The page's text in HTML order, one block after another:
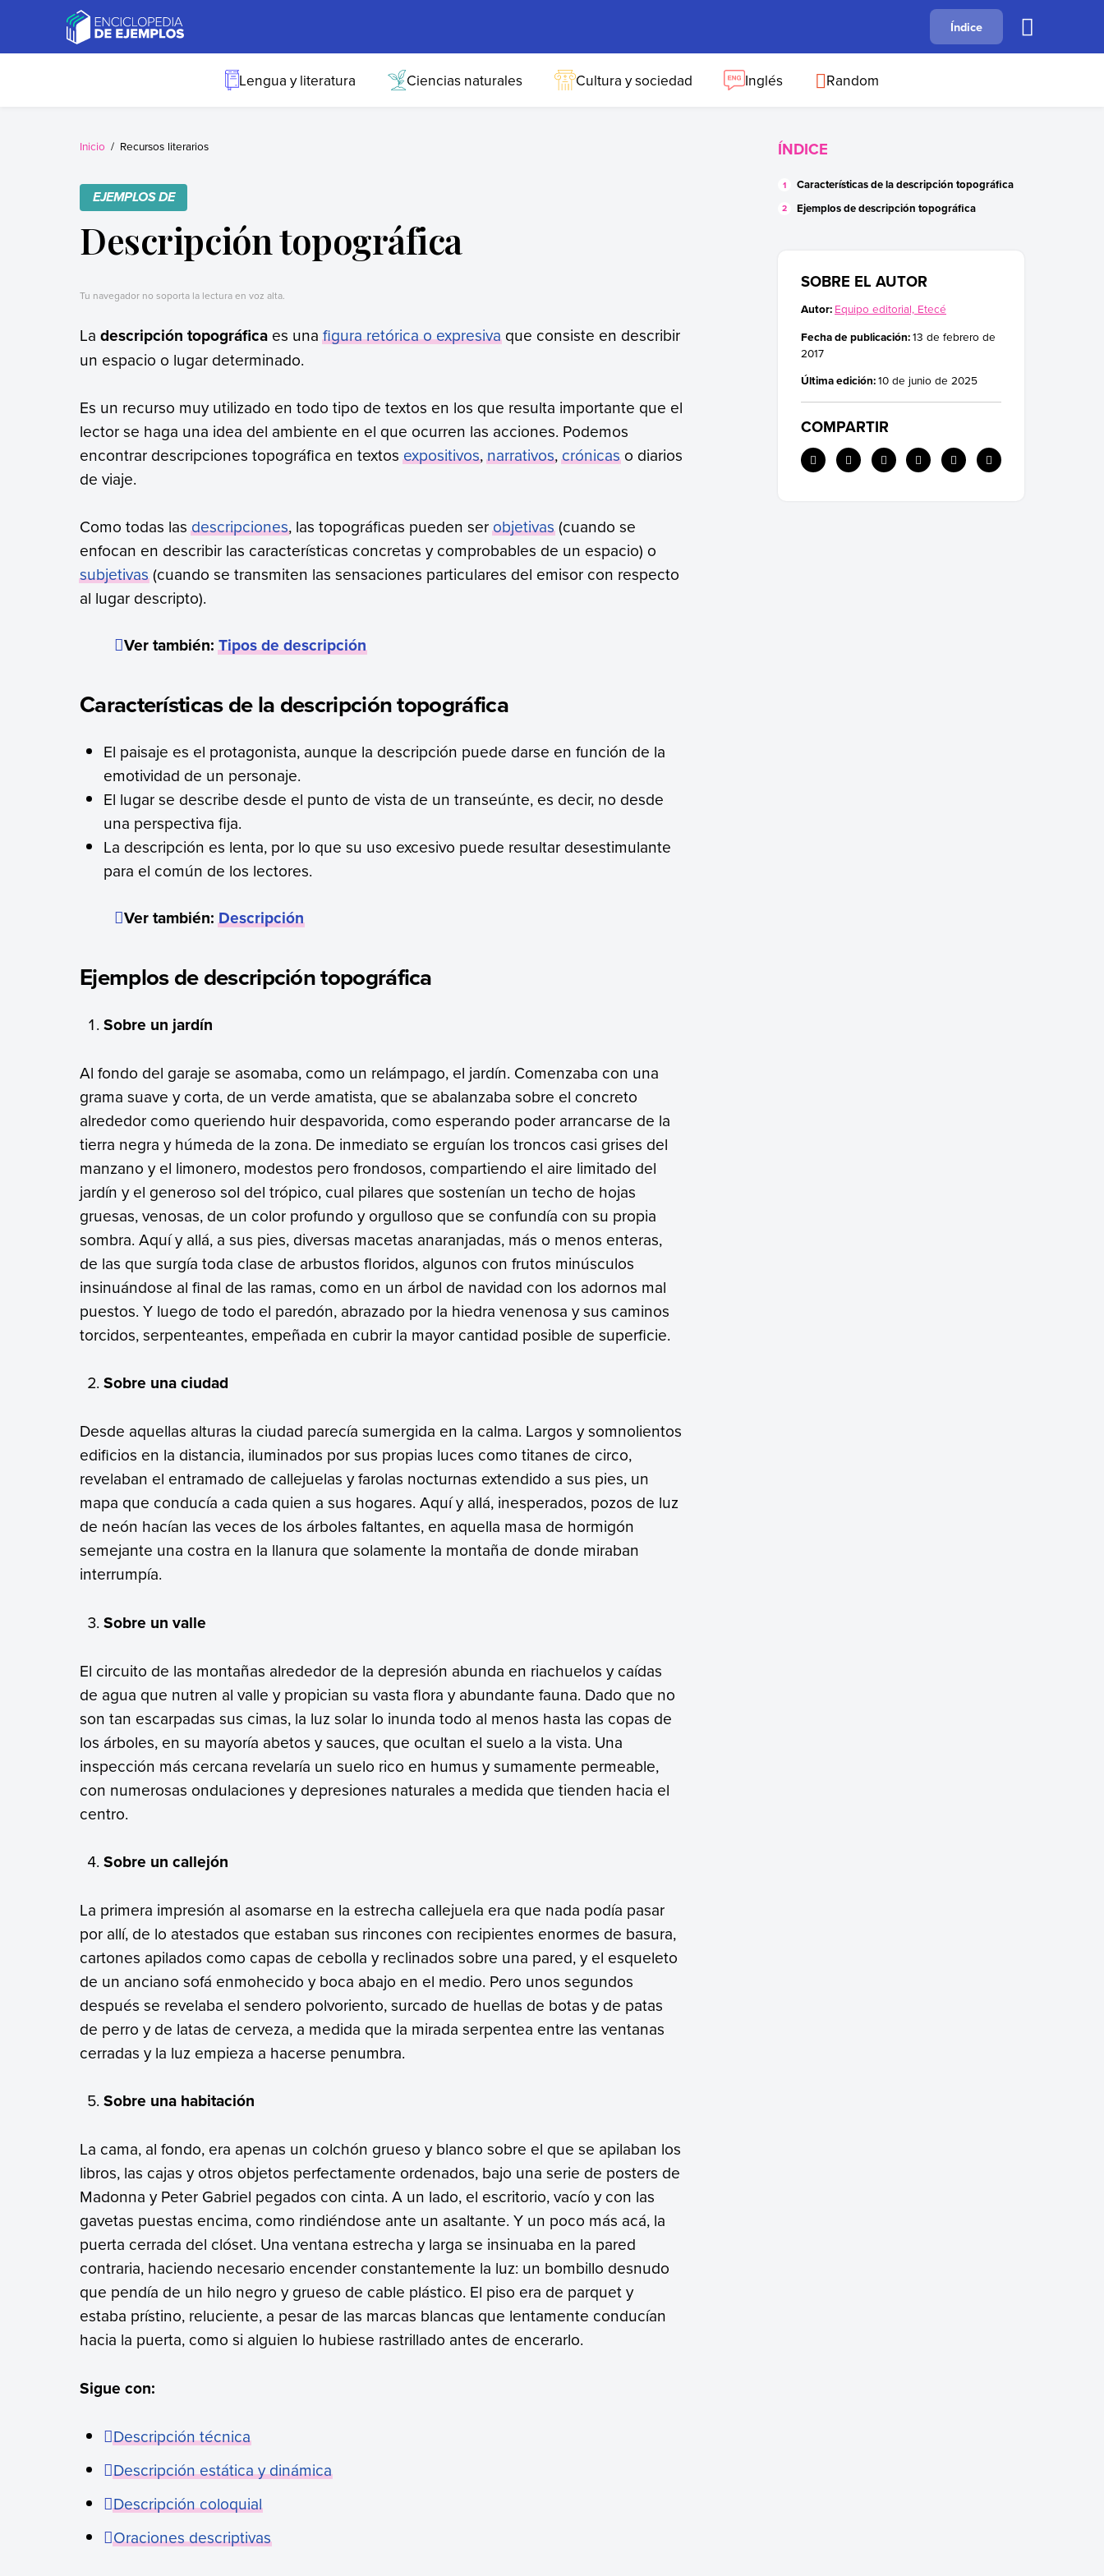
Ejemplos
Necesitas ejemplos.
B C F
Índice
Lengua y literatura Ciencias naturales Cultura y sociedad Inglés Random
Inicio Recursos literarios
EJEMPLOS DE
Descripción topográfica
Tu navegador no soporta la lectura en voz alta.
La descripción topográficaes unafigura retórica o expresivaque consiste en describir
un espacio o lugar determinado.
Es un recurso muy utilizado en todo tipo de textos en los que resulta importante que el
lector se haga una idea del ambiente en el que ocurren las acciones. Podemos
encontrar descripciones topográfica en textosexpositivos,narrativos,crónicaso diarios
de viaje.
Como todas lasdescripciones, las topográficas pueden serobjetivas(cuando se
enfocan en describir las características concretas y comprobables de un espacio) o
subjetivas(cuando se transmiten las sensaciones particulares del emisor con respecto
al lugar descripto).
Ver también:Tipos de descripción
Características de la descripción topográfica
El paisaje es el protagonista, aunque la descripción puede darse en función de la
emotividad de un personaje.
El lugar se describe desde el punto de vista de un transeúnte, es decir, no desde
una perspectiva fija.
La descripción es lenta, por lo que su uso excesivo puede resultar desestimulante
para el común de los lectores.
Ver también:Descripción
Ejemplos de descripción topográfica
Sobre un jardín
Al fondo del garaje se asomaba, como un relámpago, el jardín. Comenzaba con una
grama suave y corta, de un verde amatista, que se abalanzaba sobre el concreto
alrededor como queriendo huir despavorida, como esperando poder arrancarse de la
tierra negra y húmeda de la zona. De inmediato se erguían los troncos casi grises del
manzano y el limonero, modestos pero frondosos, compartiendo el aire limitado del
jardín y el generoso sol del trópico, cual pilares que sostenían un techo de hojas
gruesas, venosas, de un color profundo y orgulloso que se confundía con su propia
sombra. Aquí y allá, a sus pies, diversas macetas anaranjadas, más o menos enteras,
de las que surgía toda clase de arbustos floridos, algunos con frutos minúsculos
insinuándose al final de las ramas, como en un árbol de navidad con los adornos mal
puestos. Y luego de todo el paredón, abrazado por la hiedra venenosa y sus caminos
torcidos, serpenteantes, empeñada en cubrir la mayor cantidad posible de superficie.
Sobre una ciudad
Desde aquellas alturas la ciudad parecía sumergida en la calma. Largos y somnolientos
edificios en la distancia, iluminados por sus propias luces como titanes de circo,
revelaban el entramado de callejuelas y farolas nocturnas extendido a sus pies, un
mapa que conducía a cada quien a sus hogares. Aquí y allá, inesperados, pozos de luz
de neón hacían las veces de los árboles faltantes, en aquella masa de hormigón
semejante una costra en la llanura que solamente la montaña de donde miraban
interrumpía.
Sobre un valle
El circuito de las montañas alrededor de la depresión abunda en riachuelos y caídas
de agua que nutren al valle y propician su vasta flora y abundante fauna. Dado que no
son tan escarpadas sus cimas, la luz solar lo inunda todo al menos hasta las copas de
los árboles, en su mayoría abetos y sauces, que ocultan el suelo a la vista. Una
inspección más cercana revelaría un suelo rico en humus y sumamente permeable,
con numerosas ondulaciones y depresiones naturales a medida que tienden hacia el
centro.
Sobre un callejón
La primera impresión al asomarse en la estrecha callejuela era que nada podía pasar
por allí, de lo atestados que estaban sus rincones con recipientes enormes de basura,
cartones apilados como capas de cebolla y reclinados sobre una pared, y el esqueleto
de un anciano sofá enmohecido y boca abajo en el medio. Pero unos segundos
después se revelaba el sendero polvoriento, surcado de huellas de botas y de patas
de perro y de latas de cerveza, a medida que la mirada serpentea entre las ventanas
cerradas y la luz empieza a hacerse penumbra.
Sobre una habitación
La cama, al fondo, era apenas un colchón grueso y blanco sobre el que se apilaban los
libros, las cajas y otros objetos perfectamente ordenados, bajo una serie de posters de
Madonna y Peter Gabriel pegados con cinta. A un lado, el escritorio, vacío y con las
gavetas puestas encima, como rindiéndose ante un asaltante. Y un poco más acá, la
puerta cerrada del clóset. Una ventana estrecha y larga se insinuaba en la pared
contraria, haciendo necesario encender constantemente la luz: un bombillo desnudo
que pendía de un hilo negro y grueso de cable plástico. El piso era de parquet y
estaba prístino, reluciente, a pesar de las marcas blancas que lentamente conducían
hacia la puerta, como si alguien lo hubiese rastrillado antes de encerarlo.
Sigue con:
Descripción técnica
Descripción estática y dinámica
Descripción coloquial
Oraciones descriptivas
ÍNDICE
Características de la descripción topográfica
Ejemplos de descripción topográfica
SOBRE EL AUTOR
Autor: Equipo editorial, Etecé
Fecha de publicación:13 de febrero de
2017
Última edición:10 de junio de 2025
COMPARTIR